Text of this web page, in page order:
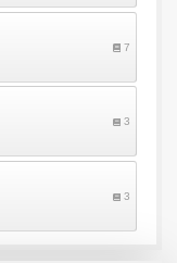
7
3
3